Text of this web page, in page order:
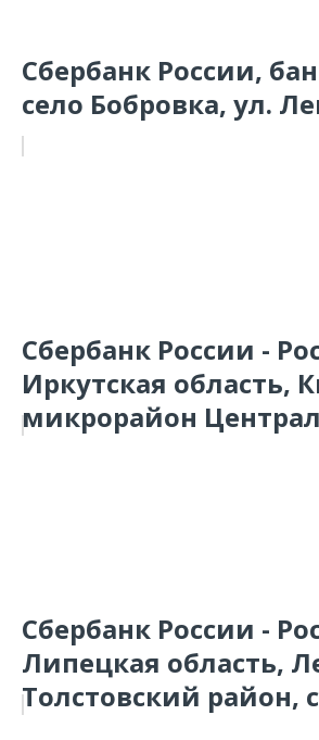
Сбербанк России,
село Бобровка, ул.
Сбербанк России -
Иркутская область,
микрорайон
Сбербанк России -
Липецкая область,
Толстовский район,